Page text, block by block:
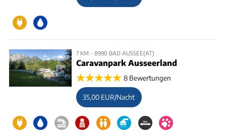
7 KM - 8990 BAD AUSSEE(AT)
Caravanpark Ausseerland
8 Bewertungen
35,00 EUR/Nacht